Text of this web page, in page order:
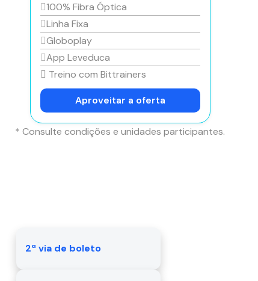
100% Fibra Óptica
Linha Fixa
Globoplay
App Leveduca
Treino com Bittrainers
Aproveitar a oferta
* Consulte condições e unidades participantes.
2ª via de boleto